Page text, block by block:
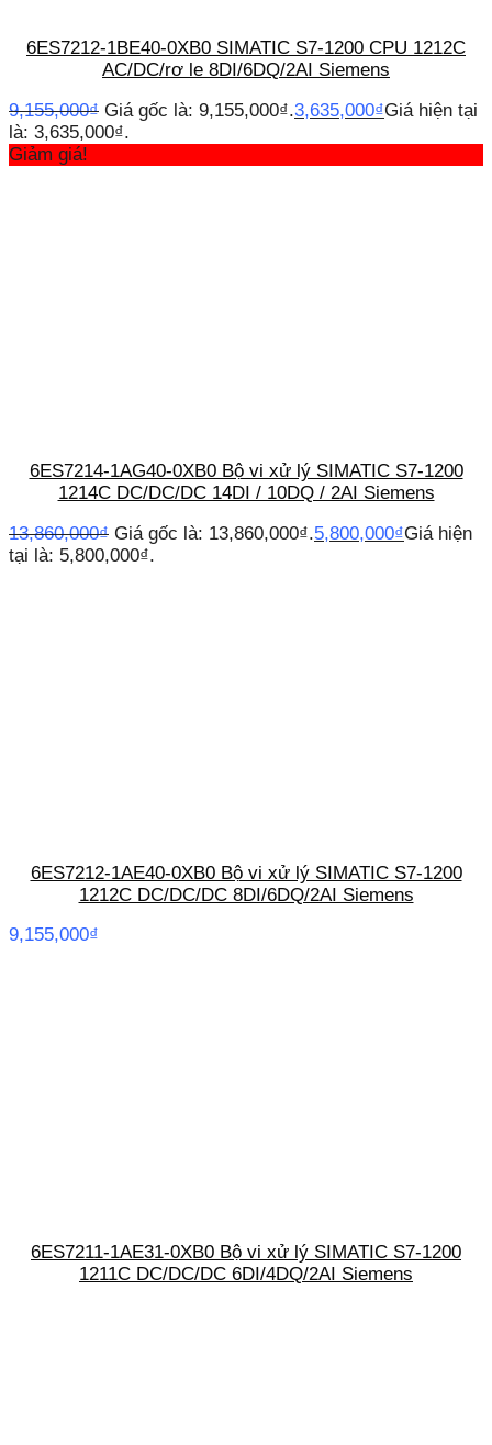
6ES7212-1BE40-0XB0 SIMATIC S7-1200 CPU 1212C
AC/DC/rơ le 8DI/6DQ/2AI Siemens
9,155,000₫ Giá gốc là: 9,155,000₫.3,635,000₫Giá hiện tại
là: 3,635,000₫.
Giảm giá!
6ES7214-1AG40-0XB0 Bộ vi xử lý SIMATIC S7-1200
1214C DC/DC/DC 14DI / 10DQ / 2AI Siemens
13,860,000₫ Giá gốc là: 13,860,000₫.5,800,000₫Giá hiện
tại là: 5,800,000₫.
6ES7212-1AE40-0XB0 Bộ vi xử lý SIMATIC S7-1200
1212C DC/DC/DC 8DI/6DQ/2AI Siemens
9,155,000₫
6ES7211-1AE31-0XB0 Bộ vi xử lý SIMATIC S7-1200
1211C DC/DC/DC 6DI/4DQ/2AI Siemens